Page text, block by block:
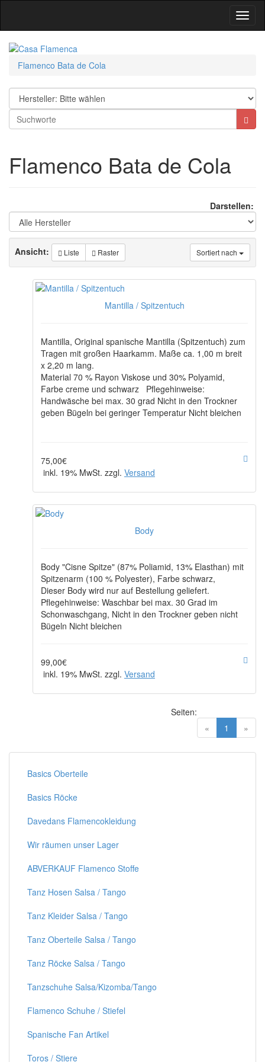
Flamenco Bata de Cola
Flamenco Bata de Cola
Darstellen:
Ansicht: Liste Raster Sortiert nach
Mantilla / Spitzentuch
Mantilla, Original spanische Mantilla (Spitzentuch) zum
Tragen mit großen Haarkamm. Maße ca. 1,00 m breit
x 2,20 m lang.
Material 70 % Rayon Viskose und 30% Polyamid,
Farbe creme und schwarz Pflegehinweise:
Handwäsche bei max. 30 grad Nicht in den Trockner
geben Bügeln bei geringer Temperatur Nicht bleichen
75,00€
inkl. 19% MwSt. zzgl. Versand
Body
Body "Cisne Spitze" (87% Poliamid, 13% Elasthan) mit
Spitzenarm (100 % Polyester), Farbe schwarz,
Dieser Body wird nur auf Bestellung geliefert.
Pflegehinweise: Waschbar bei max. 30 Grad im
Schonwaschgang, Nicht in den Trockner geben nicht
Bügeln Nicht bleichen
99,00€
inkl. 19% MwSt. zzgl. Versand
« 1 (current)
»
Seiten:
Basics Oberteile
Basics Röcke
Davedans Flamencokleidung
Wir räumen unser Lager
ABVERKAUF Flamenco Stoffe
Tanz Hosen Salsa / Tango
Tanz Kleider Salsa / Tango
Tanz Oberteile Salsa / Tango
Tanz Röcke Salsa / Tango
Tanzschuhe Salsa/Kizomba/Tango
Flamenco Schuhe / Stiefel
Spanische Fan Artikel
Toros / Stiere